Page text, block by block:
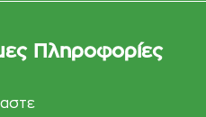
Πληροφορίες